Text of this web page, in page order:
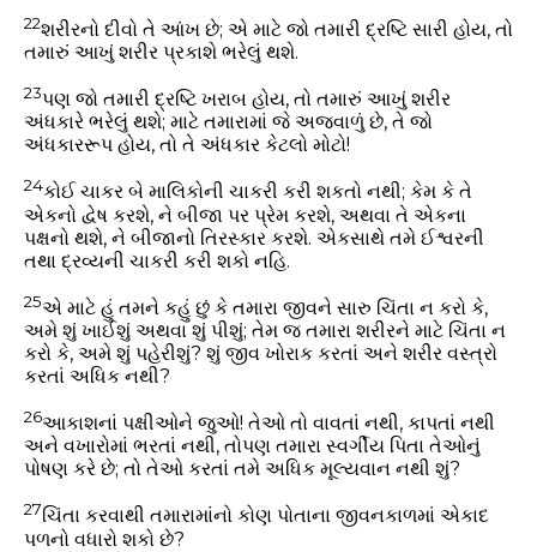
22શરીરનો દીવો તે આંખ છે; એ માટે જો તમારી દ્રષ્ટિ સારી હોય, તો
તમારું આખું શરીર પ્રકાશે ભરેલું થશે.
23પણ જો તમારી દ્રષ્ટિ ખરાબ હોય, તો તમારું આખું શરીર
અંધકારે ભરેલું થશે; માટે તમારામાં જે અજવાળું છે, તે જો
અંધકારરૂપ હોય, તો તે અંધકાર કેટલો મોટો!
24કોઈ ચાકર બે માલિકોની ચાકરી કરી શકતો નથી; કેમ કે તે
એકનો દ્વેષ કરશે, ને બીજા પર પ્રેમ કરશે, અથવા તે એકના
પક્ષનો થશે, ને બીજાનો તિરસ્કાર કરશે. એકસાથે તમે ઈશ્વરની
તથા દ્રવ્યની ચાકરી કરી શકો નહિ.
25એ માટે હું તમને કહું છું કે તમારા જીવને સારુ ચિંતા ન કરો કે,
અમે શું ખાઈશું અથવા શું પીશું; તેમ જ તમારા શરીરને માટે ચિંતા ન
કરો કે, અમે શું પહેરીશું? શું જીવ ખોરાક કરતાં અને શરીર વસ્ત્રો
કરતાં અધિક નથી?
26આકાશનાં પક્ષીઓને જુઓ! તેઓ તો વાવતાં નથી, કાપતાં નથી
અને વખારોમાં ભરતાં નથી, તોપણ તમારા સ્વર્ગીય પિતા તેઓનું
પોષણ કરે છે; તો તેઓ કરતાં તમે અધિક મૂલ્યવાન નથી શું?
27ચિંતા કરવાથી તમારામાંનો કોણ પોતાના જીવનકાળમાં એકાદ
પળનો વધારો શકો છે?